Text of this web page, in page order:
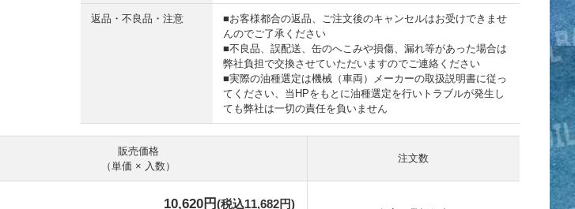
返品・不良品・注意
■お客様都合の返品、ご注文後のキャンセルはお受けできませ
んのでご了承ください
■不良品、誤配送、缶のへこみや損傷、漏れ等があった場合は
弊社負担で交換させていただいますのでご連絡ください
■実際の油種選定は機械（車両）メーカーの取扱説明書に従っ
てください、当HPをもとに油種選定を行いトラブルが発生し
ても弊社は一切の責任を負いません
販売価格
（単価 × 入数）
注文数
10,620円(税込11,682円)